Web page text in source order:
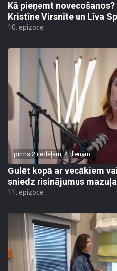
Kā pieņemt
Kristīne Virsnīte un Līva
10. epizode
pirms 2 nedēļām, 4 dienām
Gulēt kopā ar vecākiem
sniedz risinājumus
11. epizode